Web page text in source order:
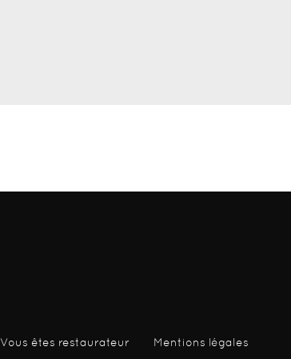
Vous êtes restaurateur Mentions légales